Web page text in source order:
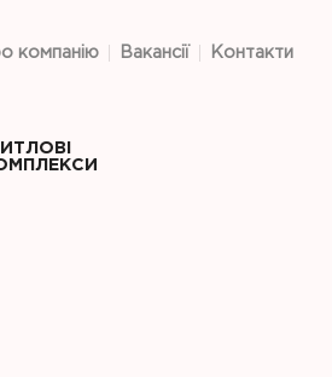
компанію Вакансії Контакти